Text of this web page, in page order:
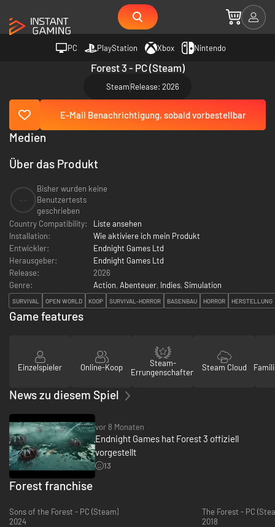
PC PlayStation Xbox Nintendo
Forest 3 - PC (Steam)
SteamRelease: 2026
E-Mail Benachrichtigung, sobald vorbestellbar
Über das Produkt
Bisher wurden keine
Benutzertests
geschrieben
Country Compatibility:
Liste ansehen
Installation:
Wie aktiviere ich mein Produkt
Entwickler:
Endnight Games Ltd
Herausgeber:
Endnight Games Ltd
Release:
2026
Genre:
Action, Abenteuer, Indies, Simulation
SURVIVAL OPEN WORLD KOOP SURVIVAL-HORROR BASENBAU HORROR HERSTELLUNG
Medien
Game features
Einzelspieler Online-Koop
Steam-
Errungenschaften
Steam Cloud
News zu diesem Spiel
vor 8 Monaten
Endnight Games hat Forest 3 offiziell
vorgestellt
13
Forest franchise
Sons of the Forest - PC (Steam)
2024
The Forest - PC
2018